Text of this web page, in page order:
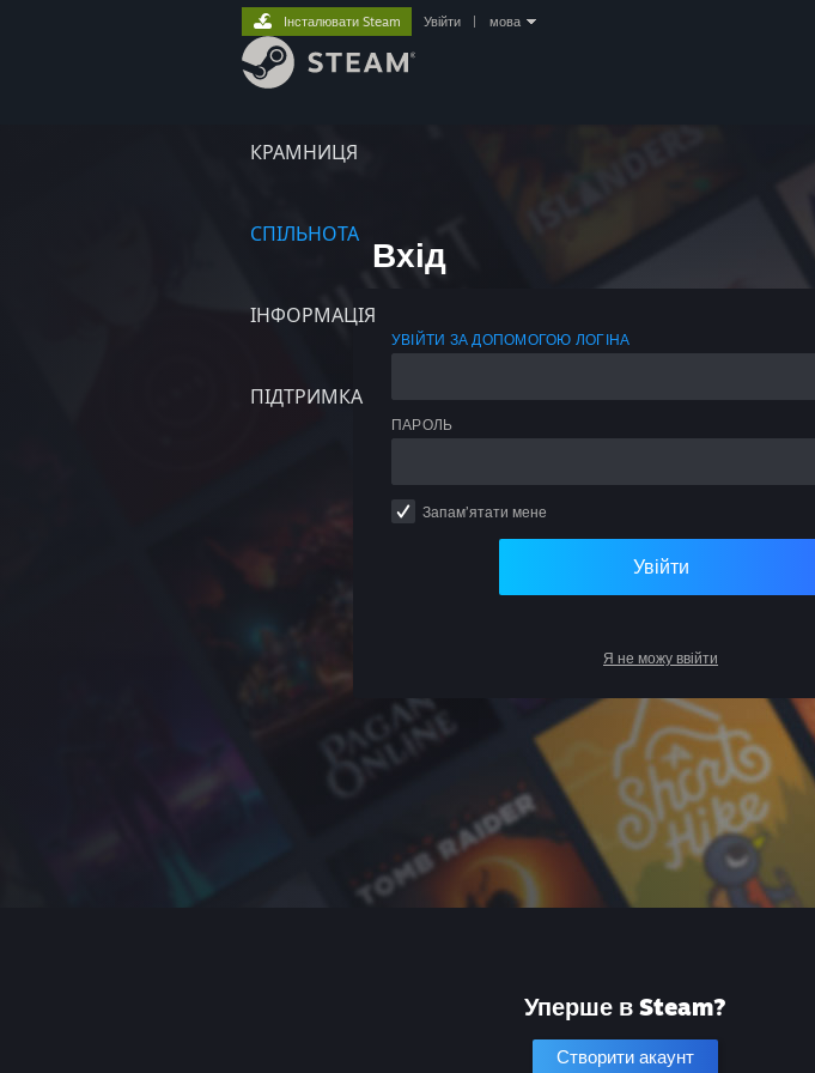
КРАМНИЦЯ
СПІЛЬНОТА
ІНФОРМАЦІЯ
ПІДТРИМКА
Інсталювати Steam Увійти мова
Вхід
УВІЙТИ ЗА ДОПОМОГОЮ ЛОГІНА
ПАРОЛЬ
Запам’ятати мене
Увійти
Я не можу ввійти
Уперше в Steam?
Створити акаунт